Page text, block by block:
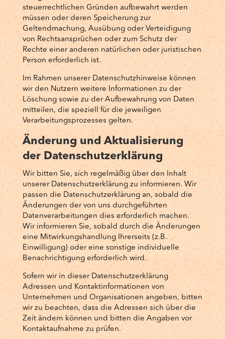
steuerrechtlichen Gründen aufbewahrt werden
müssen oder deren Speicherung zur
Geltendmachung, Ausübung oder Verteidigung
von Rechtsansprüchen oder zum Schutz der
Rechte einer anderen natürlichen oder juristischen
Person erforderlich ist.
Im Rahmen unserer Datenschutzhinweise können
wir den Nutzern weitere Informationen zu der
Löschung sowie zu der Aufbewahrung von Daten
mitteilen, die speziell für die jeweiligen
Verarbeitungsprozesses gelten.
Änderung und Aktualisierung
der Datenschutzerklärung
Wir bitten Sie, sich regelmäßig über den Inhalt
unserer Datenschutzerklärung zu informieren. Wir
passen die Datenschutzerklärung an, sobald die
Änderungen der von uns durchgeführten
Datenverarbeitungen dies erforderlich machen.
Wir informieren Sie, sobald durch die Änderungen
eine Mitwirkungshandlung Ihrerseits (z.B.
Einwilligung) oder eine sonstige individuelle
Benachrichtigung erforderlich wird.
Sofern wir in dieser Datenschutzerklärung
Adressen und Kontaktinformationen von
Unternehmen und Organisationen angeben, bitten
wir zu beachten, dass die Adressen sich über die
Zeit ändern können und bitten die Angaben vor
Kontaktaufnahme zu prüfen.